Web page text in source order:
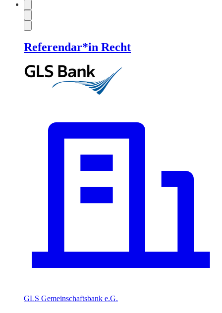
Referendar*in Recht
GLS Gemeinschaftsbank e.G.